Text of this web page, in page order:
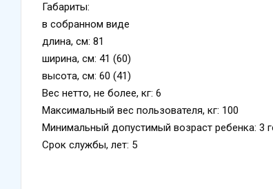
Габариты:
в собранном виде
длина, см: 81
ширина, см: 41 (60)
высота, см: 60 (41)
Вес нетто, не более, кг: 6
Максимальный вес пользователя, кг: 100
Минимальный допустимый возраст ребенка: 3
Срок службы, лет: 5